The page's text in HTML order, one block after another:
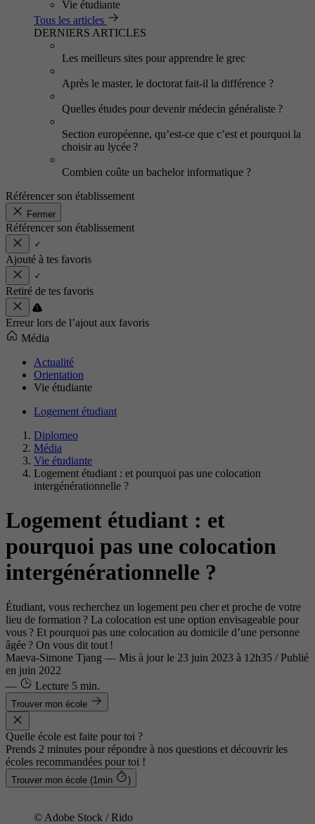
Vie étudiante
Tous les articles
DERNIERS ARTICLES
Les meilleurs sites pour apprendre le grec
Après le master, le doctorat fait-il la différence ?
Quelles études pour devenir médecin généraliste ?
Section européenne, qu’est-ce que c’est et pourquoi la
choisir au lycée ?
Combien coûte un bachelor informatique ?
Référencer son établissement
Fermer
Référencer son établissement
Ajouté à tes favoris
Retiré de tes favoris
Erreur lors de l’ajout aux favoris
Média
Actualité
Orientation
Vie étudiante
Logement étudiant
Diplomeo
Média
Vie étudiante
Logement étudiant : et pourquoi pas une colocation
intergénérationnelle ?
Logement étudiant : et
pourquoi pas une colocation
intergénérationnelle ?
Étudiant, vous recherchez un logement peu cher et proche de votre
lieu de formation ? La colocation est une option envisageable pour
vous ? Et pourquoi pas une colocation au domicile d’une personne
âgée ? On vous dit tout !
Maeva-Simone Tjang — Mis à jour le 23 juin 2023 à 12h35 / Publié
en juin 2022
—
Lecture 5 min.
Trouver mon école
Quelle école est faite pour toi ?
Prends 2 minutes pour répondre à nos questions et découvrir les
écoles recommandées pour toi !
Trouver mon école (1min )
© Adobe Stock / Rido